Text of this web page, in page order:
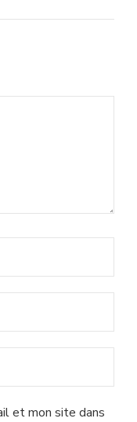
et mon site dans